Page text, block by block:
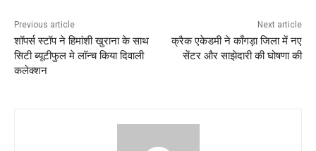
Previous article
शॉपर्स स्टॉप ने हिमांशी खुराना के साथ
सिटी ब्यूटीफुल मे लॉन्च किया दिवाली
कलेक्शन
Next article
क्रैक एकेडमी ने काँगड़ा जिला में नए
सेंटर और साझेदारी की घोषणा की